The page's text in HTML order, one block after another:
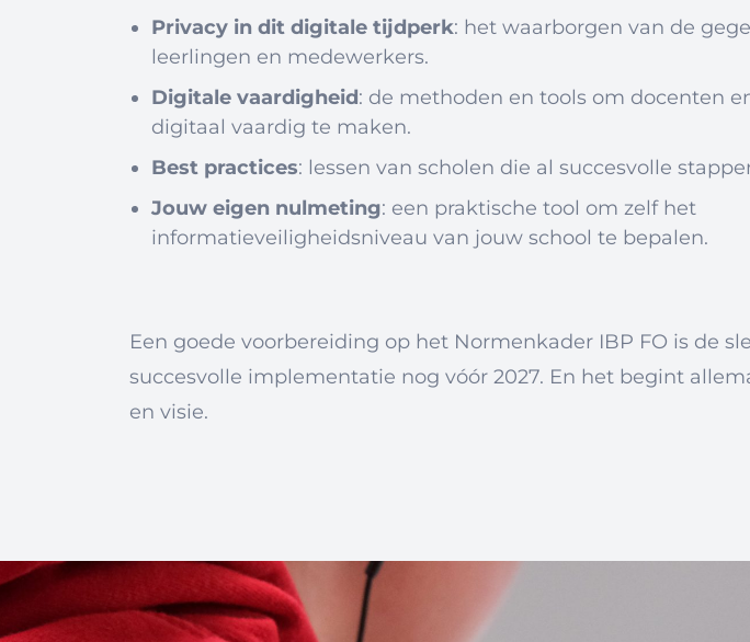
Privacy in dit digitale tijdperk: het waarborgen van de
leerlingen en medewerkers.
Digitale vaardigheid: de methoden en tools om docenten
digitaal vaardig te maken.
Best practices: lessen van scholen die al succesvolle
Jouw eigen nulmeting: een praktische tool om zelf het
informatieveiligheidsniveau van jouw school te bepalen.
Een goede voorbereiding op het Normenkader IBP FO is de
succesvolle implementatie nog vóór 2027. En het begint
en visie.